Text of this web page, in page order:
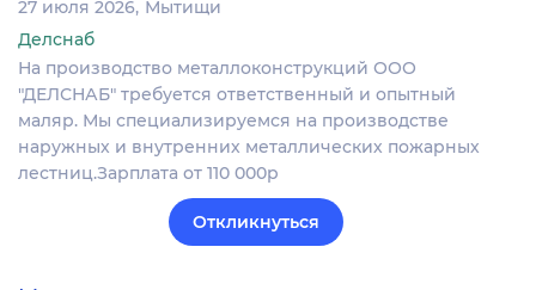
27 июля 2026 Мытищи
Делснаб
На производство металлоконструкций ООО
"ДЕЛСНАБ" требуется ответственный и опытный
маляр. Мы специализируемся на производстве
наружных и внутренних металлических пожарных
лестниц.Зарплата от 110 000р
Откликнуться